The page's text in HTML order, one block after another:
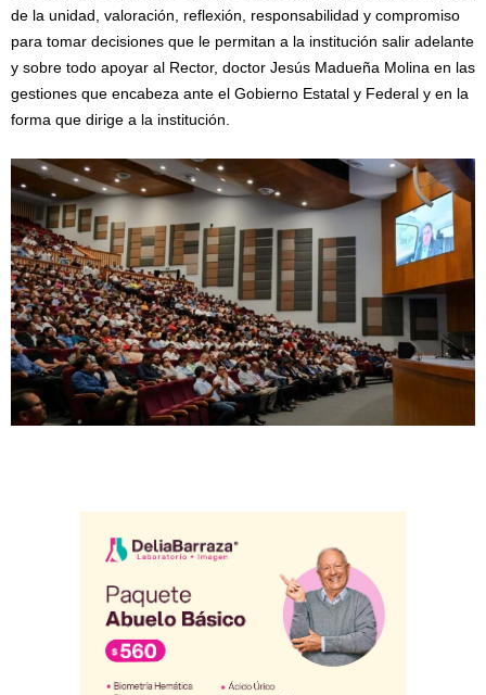
de la unidad, valoración, reflexión, responsabilidad y compromiso
para tomar decisiones que le permitan a la institución salir adelante
y sobre todo apoyar al Rector, doctor Jesús Madueña Molina en las
gestiones que encabeza ante el Gobierno Estatal y Federal y en la
forma que dirige a la institución.